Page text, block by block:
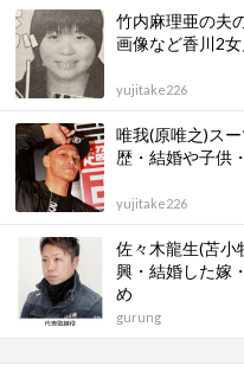
竹内麻理亜の夫
画像など香川2
yujitake226
唯我(原唯之)ス
歴・結婚や子供
yujitake226
佐々木龍生(苫小
興・結婚した嫁
め
gurung